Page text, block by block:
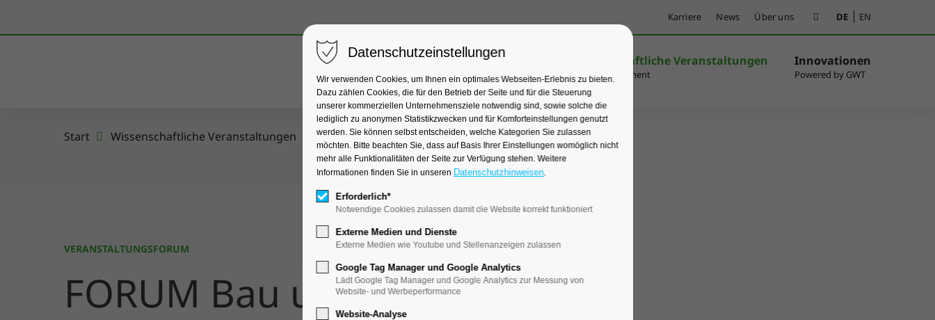
Karriere News Über uns DE EN
Klinische Studien Industrieprojekte Wissenschaftliche Veranstaltungen Innovationen
Start Wissenschaftliche Veranstaltungen FORUM Bau und Immobilie
VERANSTALTUNGSFORUM
FORUM Bau und Immobilie
Datenschutzeinstellungen
Wir verwenden Cookies, um Ihnen ein optimales Webseiten-Erlebnis zu bieten.
Dazu zählen Cookies, die für den Betrieb der Seite und für die Steuerung
unserer kommerziellen Unternehmensziele notwendig sind, sowie solche die
lediglich zu anonymen Statistikzwecken und für Komforteinstellungen genutzt
werden. Sie können selbst entscheiden, welche Kategorien Sie zulassen
möchten. Bitte beachten Sie, dass auf Basis Ihrer Einstellungen womöglich nicht
mehr alle Funktionalitäten der Seite zur Verfügung stehen. Weitere
Informationen finden Sie in unseren Datenschutzhinweisen.
Erforderlich*
Notwendige Cookies zulassen damit die Website korrekt funktioniert
Externe Medien und Dienste
Externe Medien wie Youtube und Stellenanzeigen zulassen
Google Tag Manager und Google Analytics
Lädt Google Tag Manager und Google Analytics zur Messung von
Website- und Werbeperformance
Website-Analyse